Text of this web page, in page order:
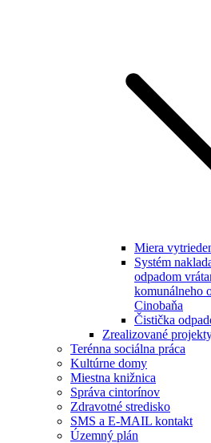
Miera
Systém
odpadom
komunálneho
Cinobaňa
Čistička
Zrealizované
Terénna sociálna práca
Kultúrne domy
Miestna knižnica
Správa cintorínov
Zdravotné stredisko
SMS a E-MAIL kontakt
Územný plán